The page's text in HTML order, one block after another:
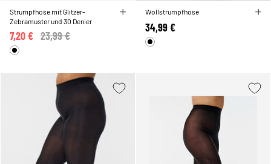
Strumpfhose mit Glitzer-
Zebramuster und 30 Denier
Price reduced from
23,99 €
7,20 €
Wollstrumpfhose
34,99 €